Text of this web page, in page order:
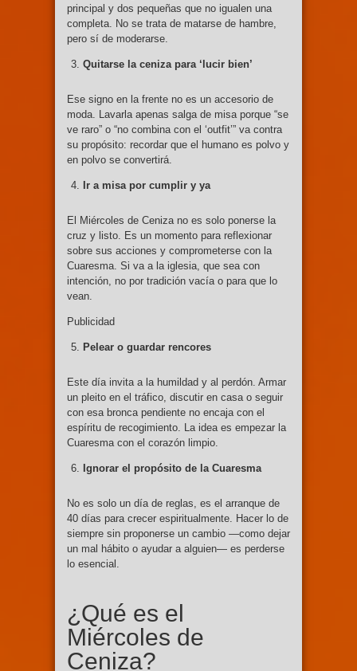
principal y dos pequeñas que no igualen una
completa. No se trata de matarse de hambre,
pero sí de moderarse.
Quitarse la ceniza para ‘lucir bien’
Ese signo en la frente no es un accesorio de
moda. Lavarla apenas salga de misa porque “se
ve raro” o “no combina con el ‘outfit’” va contra
su propósito: recordar que el humano es polvo y
en polvo se convertirá.
Ir a misa por cumplir y ya
El Miércoles de Ceniza no es solo ponerse la
cruz y listo. Es un momento para reflexionar
sobre sus acciones y comprometerse con la
Cuaresma. Si va a la iglesia, que sea con
intención, no por tradición vacía o para que lo
vean.
Publicidad
Pelear o guardar rencores
Este día invita a la humildad y al perdón. Armar
un pleito en el tráfico, discutir en casa o seguir
con esa bronca pendiente no encaja con el
espíritu de recogimiento. La idea es empezar la
Cuaresma con el corazón limpio.
Ignorar el propósito de la Cuaresma
No es solo un día de reglas, es el arranque de
40 días para crecer espiritualmente. Hacer lo de
siempre sin proponerse un cambio —como dejar
un mal hábito o ayudar a alguien— es perderse
lo esencial.
¿Qué es el
Miércoles de
Ceniza?